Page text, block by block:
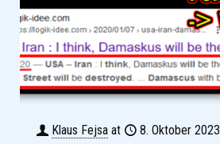
Klaus Fejsa at 8. Oktober 2023